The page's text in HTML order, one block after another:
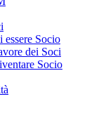
Socio
dei Soci
Socio